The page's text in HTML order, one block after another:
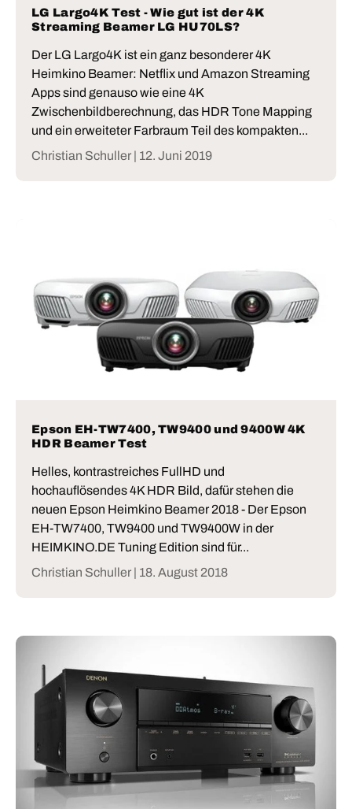
LG Largo4K Test - Wie gut ist der 4K
Streaming Beamer LG HU70LS?
Der LG Largo4K ist ein ganz besonderer 4K
Heimkino Beamer: Netflix und Amazon Streaming
Apps sind genauso wie eine 4K
Zwischenbildberechnung, das HDR Tone Mapping
und ein erweiteter Farbraum Teil des kompakten...
Christian Schuller | 12. Juni 2019
Epson EH-TW7400, TW9400 und 9400W 4K
HDR Beamer Test
Helles, kontrastreiches FullHD und
hochauflösendes 4K HDR Bild, dafür stehen die
neuen Epson Heimkino Beamer 2018 - Der Epson
EH-TW7400, TW9400 und TW9400W in der
HEIMKINO.DE Tuning Edition sind für...
Christian Schuller | 18. August 2018